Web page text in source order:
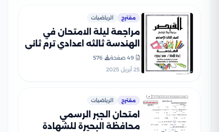
مقترح الرياضيات
مراجعة ليلة الامتحان في
الهندسة ثالثه اعدادي ترم ثاني
بصيغة PDF من القيصر
49 صفحة
576
25 أبريل 2025
مقترح الرياضيات
امتحان الجبر الرسمي
محافظة البحيرة للشهادة